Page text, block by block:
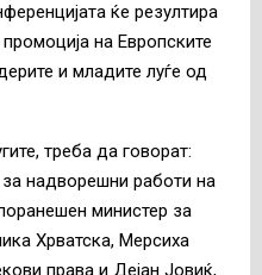
ќе резултира
на Европските
и младите луѓе од
треба да говорат:
надворешни работи на
министер за
Хрватска, Мерсиха
права и Дејан Јовиќ,